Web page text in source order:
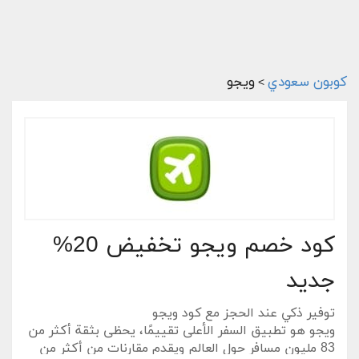
كوبون سعودي > ويجو
كود خصم ويجو تخفيض 20%
جديد
توفير ذكي عند الحجز مع كود ويجو
ويجو هو تطبيق السفر الأعلى تقييمًا، يحظى بثقة أكثر من
83 مليون مسافر حول العالم ويقدم مقارنات من أكثر من